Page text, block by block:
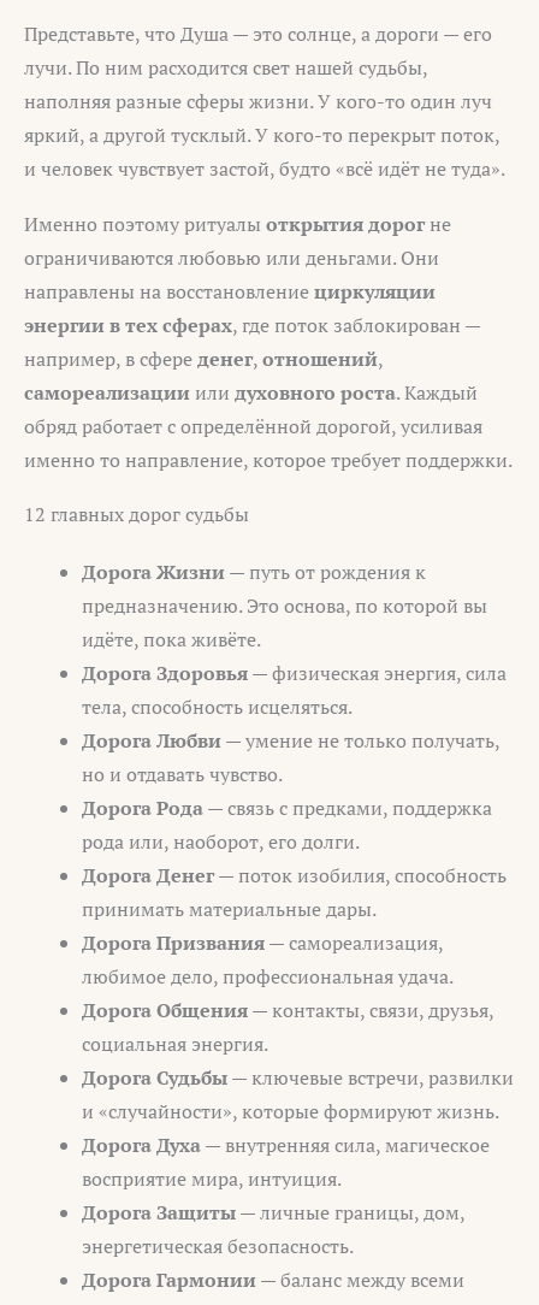
Представьте, что Душа — это солнце, а дороги — его
лучи. По ним расходится свет нашей судьбы,
наполняя разные сферы жизни. У кого-то один луч
яркий, а другой тусклый. У кого-то перекрыт поток,
и человек чувствует застой, будто «всё идёт не туда».
Именно поэтому ритуалы открытия дорогне
ограничиваются любовью или деньгами. Они
направлены на восстановлениециркуляции
энергии в тех сферах, где поток заблокирован —
например, в сфереденег,отношений,
самореализации или духовного роста. Каждый
обряд работает с определённой дорогой, усиливая
именно то направление, которое требует поддержки.
12 главных дорог судьбы
Дорога Жизни— путь от рождения к
предназначению. Это основа, по которой вы
идёте, пока живёте.
Дорога Здоровья— физическая энергия, сила
тела, способность исцеляться.
Дорога Любви— умение не только получать,
но и отдавать чувство.
Дорога Рода— связь с предками, поддержка
рода или, наоборот, его долги.
Дорога Денег— поток изобилия, способность
принимать материальные дары.
Дорога Призвания— самореализация,
любимое дело, профессиональная удача.
Дорога Общения— контакты, связи, друзья,
социальная энергия.
Дорога Судьбы— ключевые встречи, развилки
и «случайности», которые формируют жизнь.
Дорога Духа— внутренняя сила, магическое
восприятие мира, интуиция.
Дорога Защиты— личные границы, дом,
энергетическая безопасность.
Дорога Гармонии— баланс между всеми